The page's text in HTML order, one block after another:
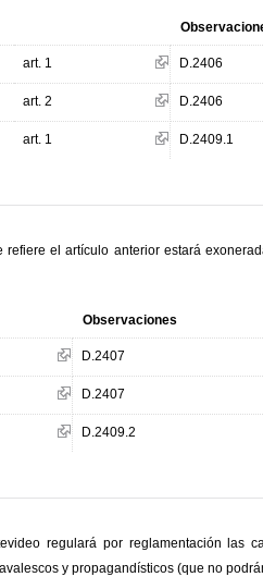
art. 1 D.2406
art. 2 D.2406
art. 1 D.2409.1
refiere el artículo anterior estará
Observaciones
D.2407
D.2407
D.2409.2
regulará por reglamentación las
y propagandísticos (que no